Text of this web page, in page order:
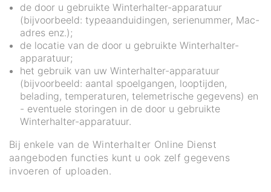
de door u gebruikte Winterhalter-apparatuur
(bijvoorbeeld: typeaanduidingen, serienummer, Mac-
adres enz.);
de locatie van de door u gebruikte Winterhalter-
apparatuur;
het gebruik van uw Winterhalter-apparatuur
(bijvoorbeeld: aantal spoelgangen, looptijden,
belading, temperaturen, telemetrische gegevens) en
- eventuele storingen in de door u gebruikte
Winterhalter-apparatuur.
Bij enkele van de Winterhalter Online Dienst
aangeboden functies kunt u ook zelf gegevens
invoeren of uploaden.